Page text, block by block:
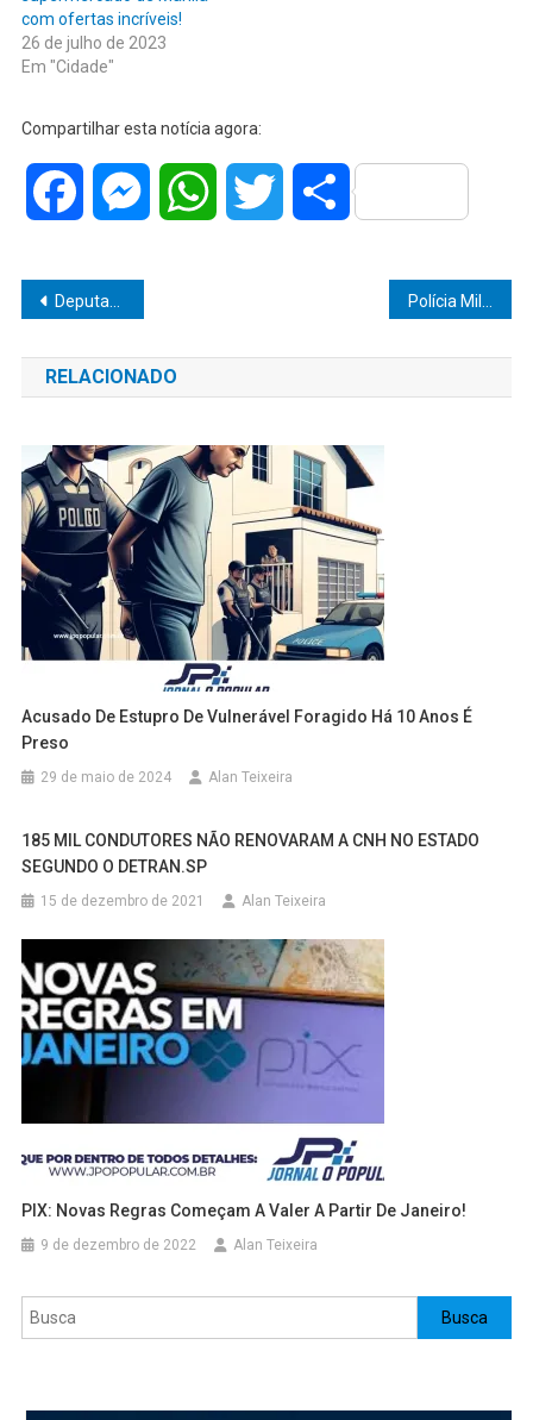
com ofertas incríveis!
26 de julho de 2023
Em "Cidade"
Compartilhar esta notícia agora:
Facebook MessengerWhatsAppTwitter Share
Navegação
de
Post
Deputado Vinicius reitera seu compromisso com Ocauçu no aniversário da cidade
RELACIONADO
Acusado De Estupro De Vulnerável Foragido Há 10 Anos É
Preso
29 de maio de 2024 Alan Teixeira
185 MIL CONDUTORES NÃO RENOVARAM A CNH NO ESTADO
SEGUNDO O DETRAN.SP
15 de dezembro de 2021 Alan Teixeira
PIX: Novas Regras Começam A Valer A Partir De Janeiro!
9 de dezembro de 2022 Alan Teixeira
Pesquisar Busca